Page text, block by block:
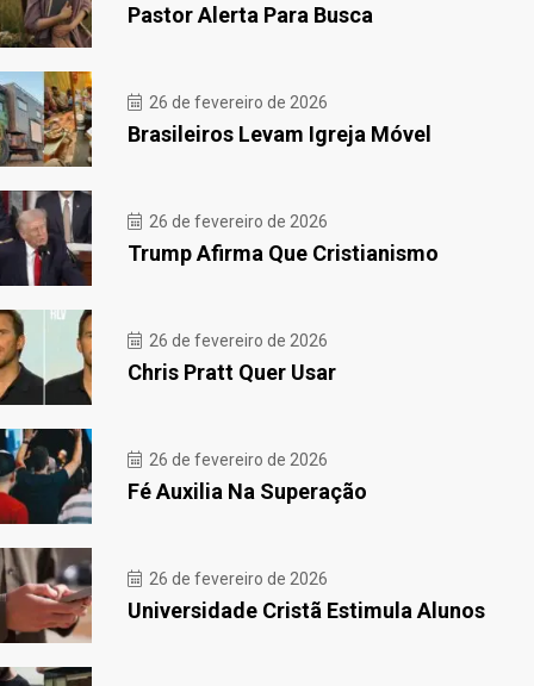
Pastor Alerta Para Busca
26 de fevereiro de 2026
Brasileiros Levam Igreja Móvel
26 de fevereiro de 2026
Trump Afirma Que Cristianismo
26 de fevereiro de 2026
Chris Pratt Quer Usar
26 de fevereiro de 2026
Fé Auxilia Na Superação
26 de fevereiro de 2026
Universidade Cristã Estimula Alunos